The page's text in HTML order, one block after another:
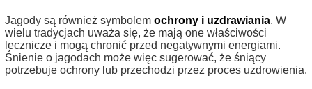
Jagody są również symbolem ochrony i uzdrawiania. W
wielu tradycjach uważa się, że mają one właściwości
lecznicze i mogą chronić przed negatywnymi energiami.
Śnienie o jagodach może więc sugerować, że śniący
potrzebuje ochrony lub przechodzi przez proces uzdrowienia.